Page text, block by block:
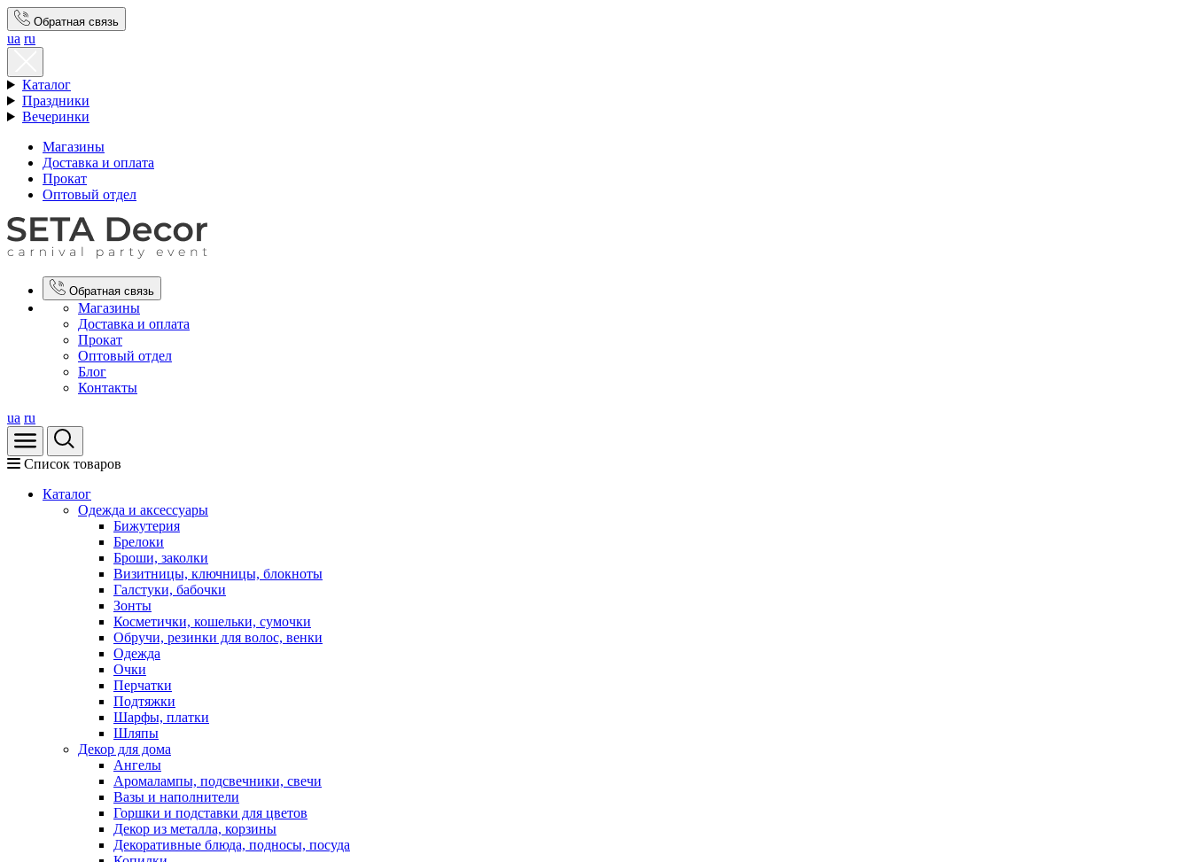
Обратная связь
ua ru
Каталог
Праздники
Вечеринки
Магазины
Доставка и оплата
Прокат
Оптовый отдел
Обратная связь
Магазины
Доставка и оплата
Прокат
Оптовый отдел
Блог
Контакты
ua ru
Список товаров
Каталог
Oдежда и аксессуары
Бижутерия
Брелоки
Броши, заколки
Визитницы, ключницы, блокноты
Галстуки, бабочки
Зонты
Косметички, кошельки, сумочки
Обручи, резинки для волос, венки
Одежда
Очки
Перчатки
Подтяжки
Шарфы, платки
Шляпы
Декор для дома
Ангелы
Аромалампы, подсвечники, свечи
Вазы и наполнители
Горшки и подставки для цветов
Декор из металла, корзины
Декоративные блюда, подносы, посуда